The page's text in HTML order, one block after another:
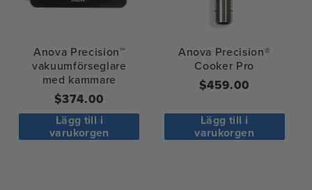
Anova Precision™
vakuumförseglare
med kammare
Ordinarie
pris
$374.00
Lägg till i
varukorgen
Anova Precision®
Cooker Pro
Ordinarie
$459.00
Lägg till i
varukorgen